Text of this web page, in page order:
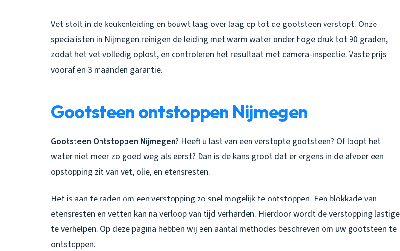
Vet stolt in de keukenleiding en bouwt laag over laag op tot de gootsteen verstopt. Onze
specialisten in Nijmegen reinigen de leiding met warm water onder hoge druk tot 90 graden,
zodat het vet volledig oplost, en controleren het resultaat met camera-inspectie. Vaste prijs
vooraf en 3 maanden garantie.
Gootsteen ontstoppen Nijmegen
Gootsteen Ontstoppen Nijmegen? Heeft u last van een verstopte gootsteen? Of loopt het
water niet meer zo goed weg als eerst? Dan is de kans groot dat er ergens in de afvoer een
opstopping zit van vet, olie, en etensresten.
Het is aan te raden om een verstopping zo snel mogelijk te ontstoppen. Een blokkade van
etensresten en vetten kan na verloop van tijd verharden. Hierdoor wordt de verstopping
te verhelpen. Op deze pagina hebben wij een aantal methodes beschreven om uw gootsteen te
ontstoppen.